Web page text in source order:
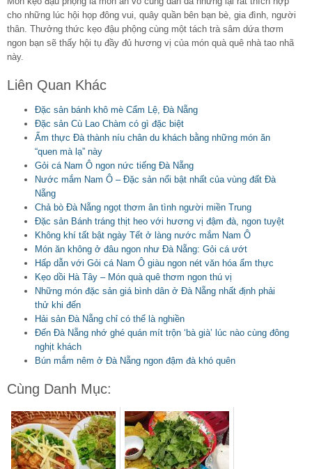
cho những lúc hội họp đông vui, quây quần bên bạn bè, gia đình, người
thân. Thưởng thức kẹo đậu phộng cùng một tách trà sâm dứa thơm
ngon bạn sẽ thấy hội tụ đầy đủ hương vị của món quà quê nhà tao nhã
này.
Liên Quan Khác
Đặc sản bánh khô mè Cẩm Lệ, Đà Nẵng
Đặc sản Cù Lao Chàm có gì đặc biệt
Ẩm thực Đà thành níu chân du khách bằng những món ăn
“quen mà lạ” này
Gỏi cá Nam Ô ngon nức tiếng Đà Nẵng
Nước mắm Nam Ô – Đặc sản nổi bật nhất của vùng đất Đà
Nẵng
Chả bò Đà Nẵng ngọt thơm ân tình người miền Trung
Đặc sản Bánh tráng thịt heo với hương vị đậm đà, ngon tuyệt
Không khí tất bật ngày Tết ở làng nước mắm Nam Ô
Món ăn không ở đâu ngon như Đà Nẵng: Gỏi cá ướt
Hấp dẫn với Gỏi cá Nam Ô giàu ngon nét văn hóa ẩm thực
Kẹo dồi Hà Tây – Món quà quê thơm ngon thú vị
Những món đặc sản giá bình dân ở Đà Nẵng nhất định phải
thử khi đến
Hải sản Đà Nẵng chỉ có thể là nghiền
Đến Đà Nẵng nhớ ghé quán mít trộn ‘bà già’ lúc nào cùng đông
nghịt khách
Bún mắm nêm ở Đà Nẵng ngon đậm đà khó quên
Cùng Danh Mục: